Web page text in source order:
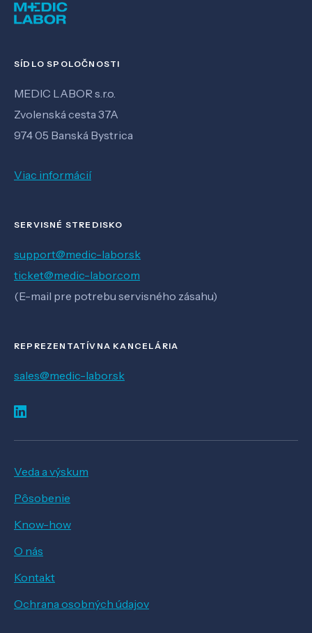
SÍDLO SPOLOČNOSTI
MEDIC LABOR s.r.o.
Zvolenská cesta 37A
974 05 Banská Bystrica
Viac informácií
SERVISNÉ STREDISKO
support@medic-labor.sk
ticket@medic-labor.com
(E-mail pre potrebu servisného zásahu)
REPREZENTATÍVNA KANCELÁRIA
sales@medic-labor.sk
Veda a výskum
Pôsobenie
Know-how
O nás
Kontakt
Ochrana osobných údajov